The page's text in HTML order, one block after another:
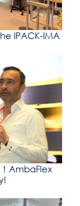
IPACK-IMA
AmbaFlex